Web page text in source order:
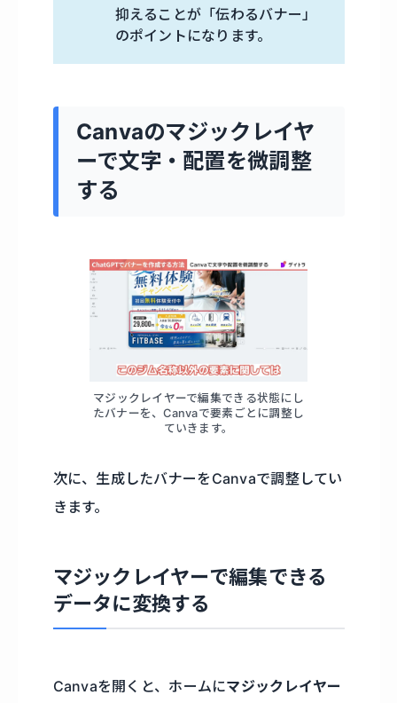
抑えることが「伝わるバナー」
のポイントになります。
Canvaのマジックレイヤ
ーで文字・配置を微調整
する
マジックレイヤーで編集できる状態にし
たバナーを、Canvaで要素ごとに調整し
ていきます。
次に、生成したバナーをCanvaで調整してい
きます。
マジックレイヤーで編集できる
データに変換する
Canvaを開くと、ホームにマジックレイヤー